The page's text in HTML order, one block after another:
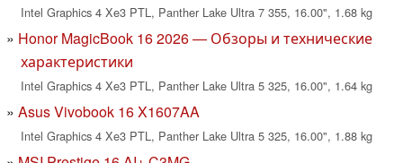
Intel Graphics 4 Xe3 PTL, Panther Lake Ultra 7 355, 16.00", 1.68 kg
Honor MagicBook 16 2026 — Обзоры и технические
характеристики
Intel Graphics 4 Xe3 PTL, Panther Lake Ultra 5 325, 16.00", 1.64 kg
Asus Vivobook 16 X1607AA
Intel Graphics 4 Xe3 PTL, Panther Lake Ultra 5 325, 16.00", 1.88 kg